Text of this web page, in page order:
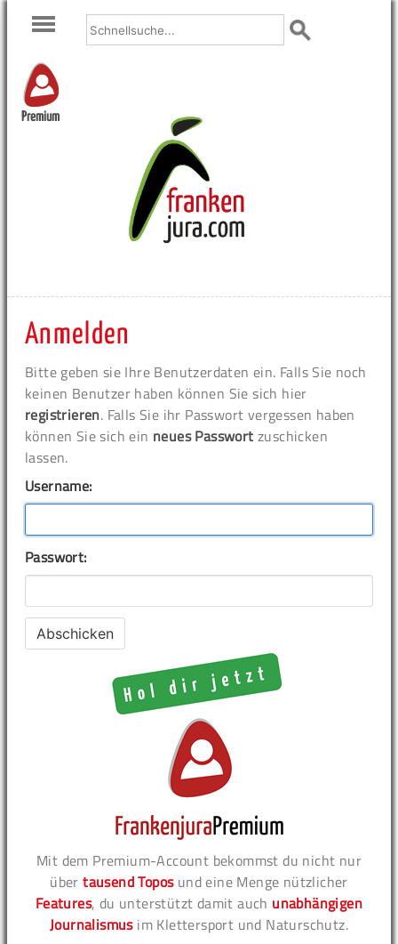
Premium
Anmelden
Bitte geben sie Ihre Benutzerdaten ein. Falls Sie noch
keinen Benutzer haben können Sie sich hier
registrieren. Falls Sie ihr Passwort vergessen haben
können Sie sich ein neues Passwort zuschicken
lassen.
Username:
Passwort:
Mit dem Premium-Account bekommst du nicht nur
übertausend Toposund eine Menge nützlicher
Features, du unterstützt damit auch unabhängigen
Journalismusim Klettersport und Naturschutz.